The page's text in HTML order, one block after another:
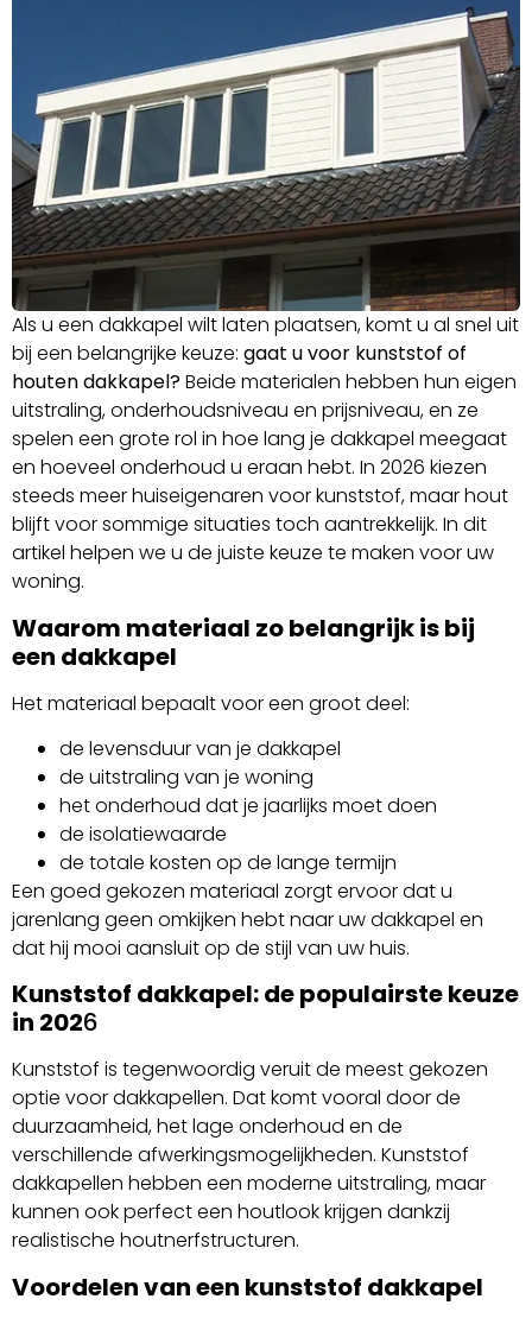
Als u een dakkapel wilt laten plaatsen, komt u al snel uit
bij een belangrijke keuze: gaat u voor kunststof of
houten dakkapel?Beide materialen hebben hun eigen
uitstraling, onderhoudsniveau en prijsniveau, en ze
spelen een grote rol in hoe lang je dakkapel meegaat
en hoeveel onderhoud u eraan hebt. In 2026 kiezen
steeds meer huiseigenaren voor kunststof, maar hout
blijft voor sommige situaties toch aantrekkelijk. In dit
artikel helpen we u de juiste keuze te maken voor uw
woning.
Waarom materiaal zo belangrijk is bij
een dakkapel
Het materiaal bepaalt voor een groot deel:
de levensduur van je dakkapel
de uitstraling van je woning
het onderhoud dat je jaarlijks moet doen
de isolatiewaarde
de totale kosten op de lange termijn
Een goed gekozen materiaal zorgt ervoor dat u
jarenlang geen omkijken hebt naar uw dakkapel en
dat hij mooi aansluit op de stijl van uw huis.
Kunststof dakkapel: de populairste keuze
in 2026
Kunststof is tegenwoordig veruit de meest gekozen
optie voor dakkapellen. Dat komt vooral door de
duurzaamheid, het lage onderhoud en de
verschillende afwerkingsmogelijkheden. Kunststof
dakkapellen hebben een moderne uitstraling, maar
kunnen ook perfect een houtlook krijgen dankzij
realistische houtnerfstructuren.
Voordelen van een kunststof dakkapel